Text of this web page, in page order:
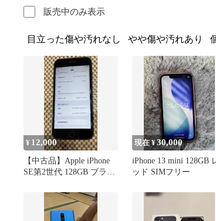
販売中のみ表示
目立った傷や汚れなし やや傷や汚れあり
¥ 12,000
【中古品】Apple iPhone
SE第2世代 128GB ブラッ
現在 ¥30,000
iPhone 13 mini 128GB
ッド SIMフリー